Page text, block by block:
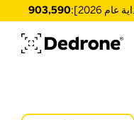
2026]:
903,590